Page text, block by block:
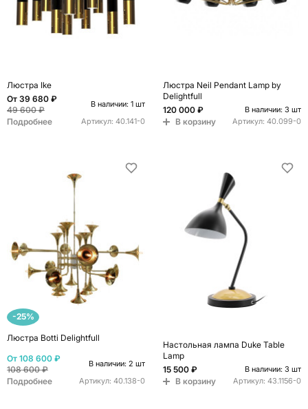
Люстра Ike
От 39 680 ₽
49 600 ₽
В наличии: 1 шт
Подробнее Артикул: 40.141-0
Люстра Neil Pendant Lamp by
Delightfull
120 000 ₽
В наличии: 3 шт
В корзину Артикул: 40.099-0
-25%
Люстра Botti Delightfull
От 108 600 ₽
108 600 ₽
В наличии: 2 шт
Подробнее Артикул: 40.138-0
Настольная лампа Duke Table
Lamp
15 500 ₽
В наличии: 3 шт
В корзину Артикул: 43.1156-0